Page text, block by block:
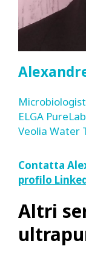
ELGA PureLab
Veolia Water
Contatta
profilo
Altri